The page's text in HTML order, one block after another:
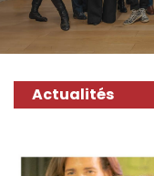
Actualités